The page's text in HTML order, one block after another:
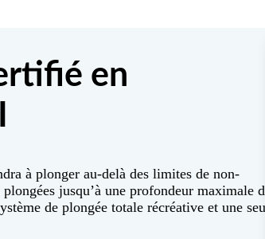
en
à plonger au-delà des limites de non-
jusqu’à une profondeur maximale
de plongée totale récréative et une